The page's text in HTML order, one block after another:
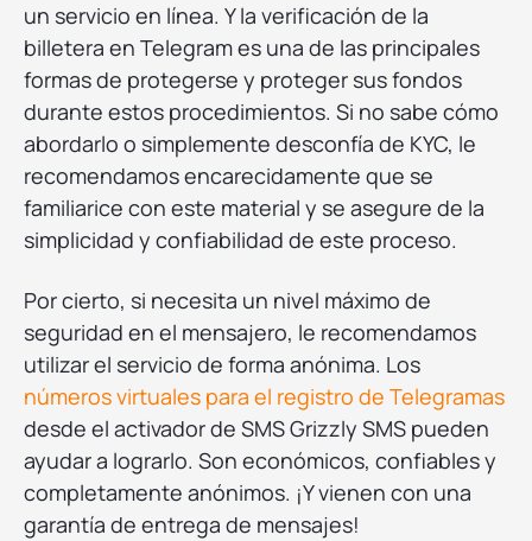
un servicio en línea. Y la verificación de la
billetera en Telegram es una de las principales
formas de protegerse y proteger sus fondos
durante estos procedimientos. Si no sabe cómo
abordarlo o simplemente desconfía de KYC, le
recomendamos encarecidamente que se
familiarice con este material y se asegure de la
simplicidad y confiabilidad de este proceso.
Por cierto, si necesita un nivel máximo de
seguridad en el mensajero, le recomendamos
utilizar el servicio de forma anónima. Los
números virtuales para el registro de Telegramas
desde el activador de SMS Grizzly SMS pueden
ayudar a lograrlo. Son económicos, confiables y
completamente anónimos. ¡Y vienen con una
garantía de entrega de mensajes!